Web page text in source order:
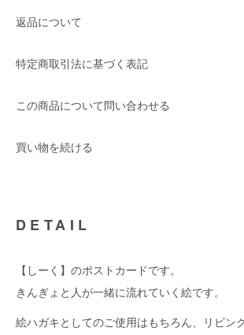
返品について
特定商取引法に基づく表記
この商品について問い合わせる
買い物を続ける
DETAIL
【しーく】のポストカードです。
きんぎょと人が一緒に流れていく絵です。
絵ハガキとしてのご使用はもちろん、リビン